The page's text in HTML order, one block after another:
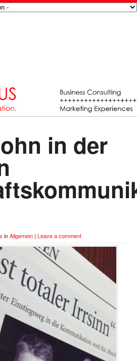
in der
inAllgemein | Leave a comment